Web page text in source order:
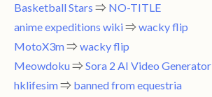
Basketball Stars ⇒ NO-TITLE
anime expeditions wiki⇒ wacky flip
MotoX3m⇒ wacky flip
Meowdoku⇒ Sora 2 AI Video Generator
hklifesim⇒ banned from equestria